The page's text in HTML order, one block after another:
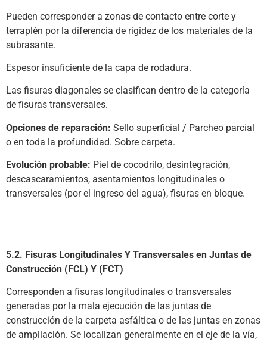
Pueden corresponder a zonas de contacto entre corte y
terraplén por la diferencia de rigidez de los materiales de la
subrasante.
Espesor insuficiente de la capa de rodadura.
Las fisuras diagonales se clasifican dentro de la categoría
de fisuras transversales.
Opciones de reparación: Sello superficial / Parcheo parcial
o en toda la profundidad. Sobre carpeta.
Evolución probable: Piel de cocodrilo, desintegración,
descascaramientos, asentamientos longitudinales o
transversales (por el ingreso del agua), fisuras en bloque.
5.2. Fisuras Longitudinales Y Transversales en Juntas de
Construcción (FCL) Y (FCT)
Corresponden a fisuras longitudinales o transversales
generadas por la mala ejecución de las juntas de
construcción de la carpeta asfáltica o de las juntas en zonas
de ampliación. Se localizan generalmente en el eje de la vía,